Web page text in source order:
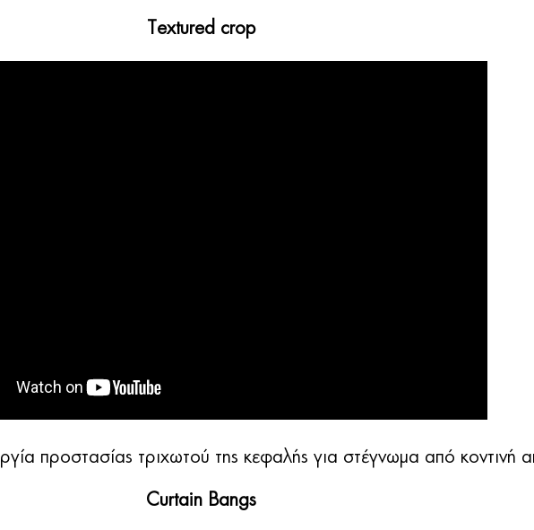
Textured crop
προστασίας τριχωτού της κεφαλής για στέγνωμα από κοντινή
Curtain Bangs